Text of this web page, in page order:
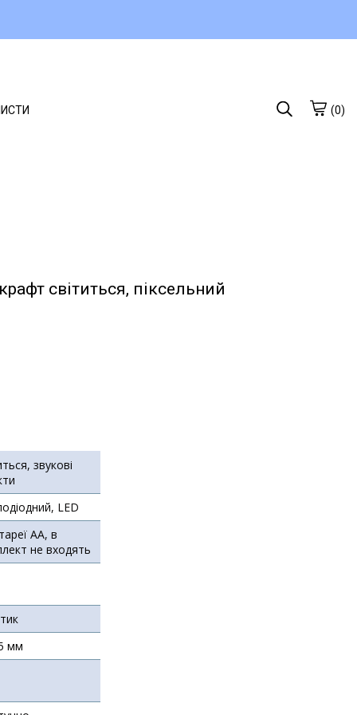
(0)
світиться, піксельний
звукові
LED
АА, в
не входять
мм